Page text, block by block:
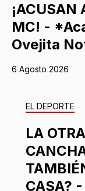
¡ACUSAN
MC! -
Ovejita
6 Agosto 2026
EL DEPORTE
LA
CASA?